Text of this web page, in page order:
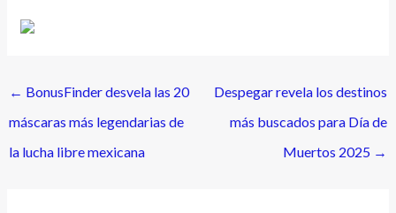
← BonusFinder desvela las 20
máscaras más legendarias de
la lucha libre mexicana
Despegar revela los destinos
más buscados para Día de
Muertos 2025 →